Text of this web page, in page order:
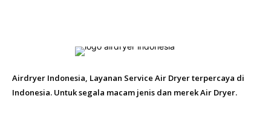
Airdryer Indonesia, Layanan Service Air Dryer terpercaya di
Indonesia. Untuk segala macam jenis dan merek Air Dryer.